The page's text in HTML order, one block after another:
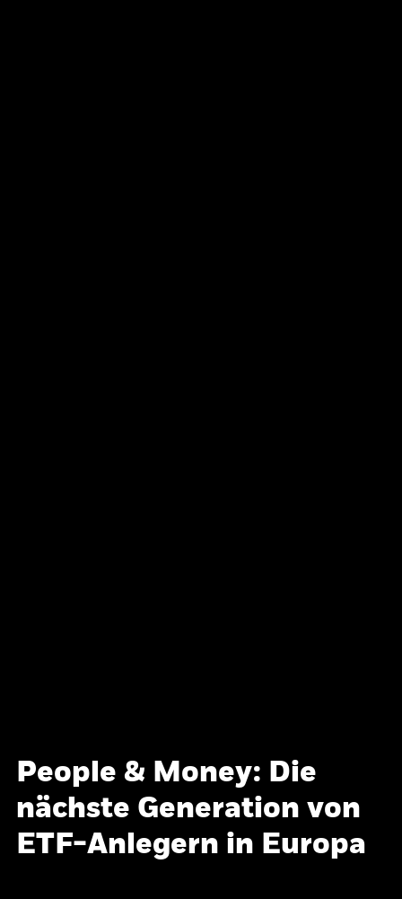
People & Money: Die
nächste Generation von
ETF-Anlegern in Europa